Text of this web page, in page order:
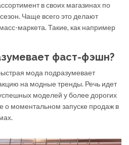
в своих магазинах по
сезон. Чаще всего это делают
маркета. Такие, как например
фаст-фэшн?
мода подразумевает
на модные тренды. Речь идет
моделей у более дорогих
о моментальном запуске продаж в